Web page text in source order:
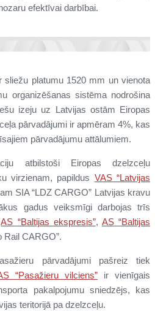
efektīvai darbībai.
sliežu platumu 1520 mm un vienota
organizēšanas sistēma nodrošina
izeju uz Latvijas ostām Eiropas
pārvadājumi ir apmēram 4%, kas
pārvadājumu attālumiem.
atbilstoši Eiropas dzelzceļu
virzienam, papildus VAS “Latvijas
SIA “LDZ CARGO” Latvijas kravu
gadus veiksmīgi darbojas trīs
AS “Baltijas ekspresis”, AS “Baltijas
Rail CARGO”.
pārvadājumi pašreiz tiek
“Pasažieru vilciens” ir vienīgais
pakalpojumu sniedzējs, kas
teritorijā pa dzelzceļu.